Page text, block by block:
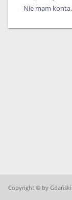
Nie mam konta.
Copyright © by